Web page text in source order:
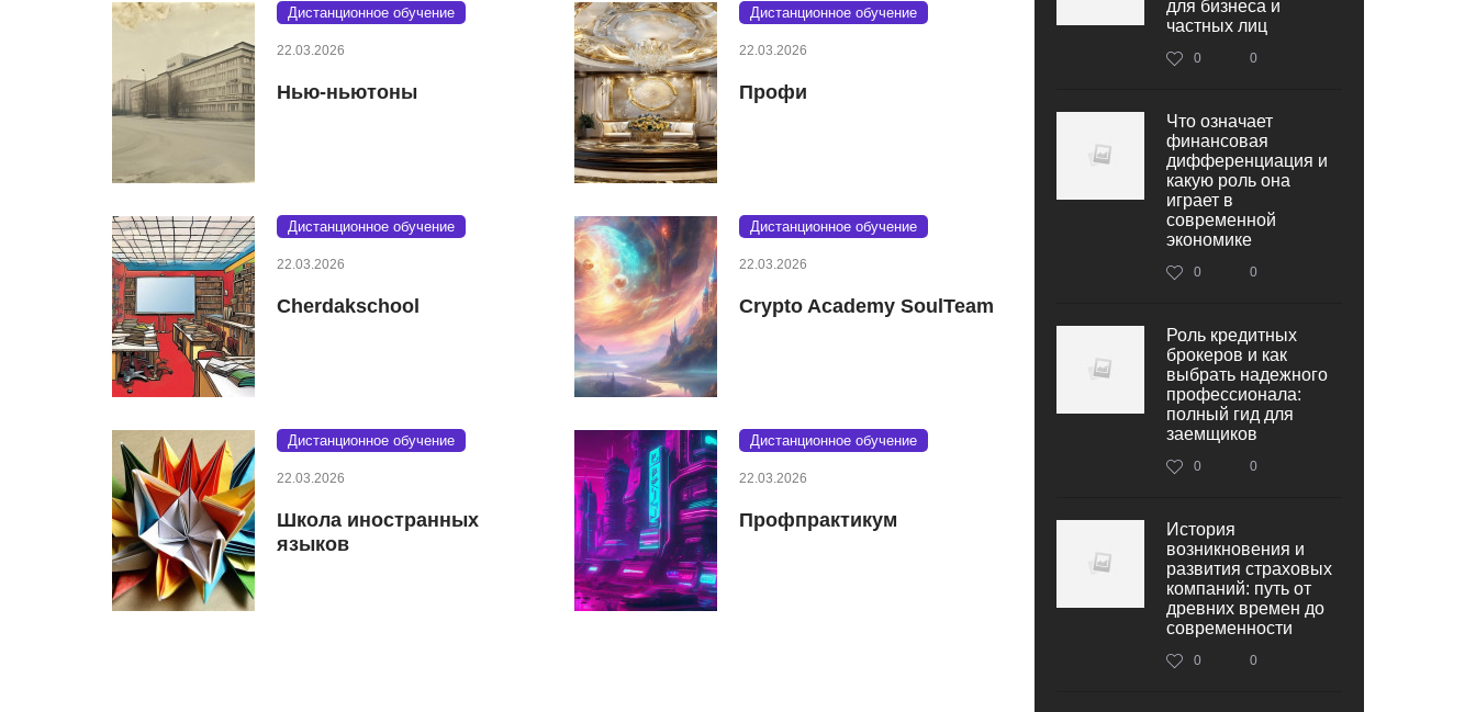
Дистанционное обучение
22.03.2026
Нью-ньютоны
Дистанционное обучение
22.03.2026
Профи
Дистанционное обучение
22.03.2026
Cherdakschool
Дистанционное обучение
22.03.2026
Crypto Academy SoulTeam
Дистанционное обучение
22.03.2026
Школа иностранных
языков
Дистанционное обучение
22.03.2026
Профпрактикум
для бизнеса и
частных лиц
0 0
Что означает
финансовая
дифференциация и
какую роль она
играет в
современной
экономике
0 0
Роль кредитных
брокеров и как
выбрать надежного
профессионала:
полный гид для
заемщиков
0 0
История
возникновения и
развития страховых
компаний: путь от
древних времен до
современности
0 0